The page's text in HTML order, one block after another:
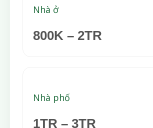
Nhà ở
800K – 2TR
Nhà phố
1TR – 3TR